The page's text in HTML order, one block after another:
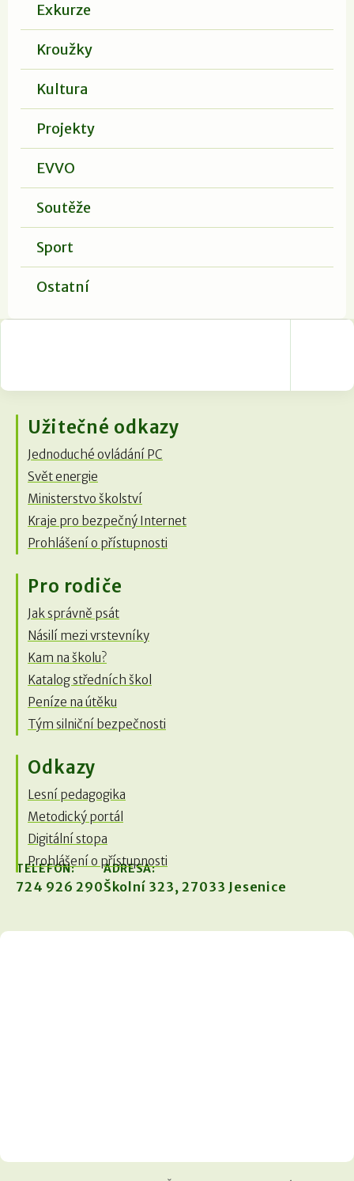
Exkurze
Kroužky
Kultura
Projekty
EVVO
Soutěže
Sport
Ostatní
Užitečné odkazy
Jednoduché ovládání PC
Svět energie
Ministerstvo školství
Kraje pro bezpečný Internet
Prohlášení o přístupnosti
Pro rodiče
Jak správně psát
Násilí mezi vrstevníky
Kam na školu?
Katalog středních škol
Peníze na útěku
Tým silniční bezpečnosti
Odkazy
Lesní pedagogika
Metodický portál
Digitální stopa
Prohlášení o přístupnosti
TELEFON:
724 926 290
ADRESA:
Školní 323, 27033 Jesenice